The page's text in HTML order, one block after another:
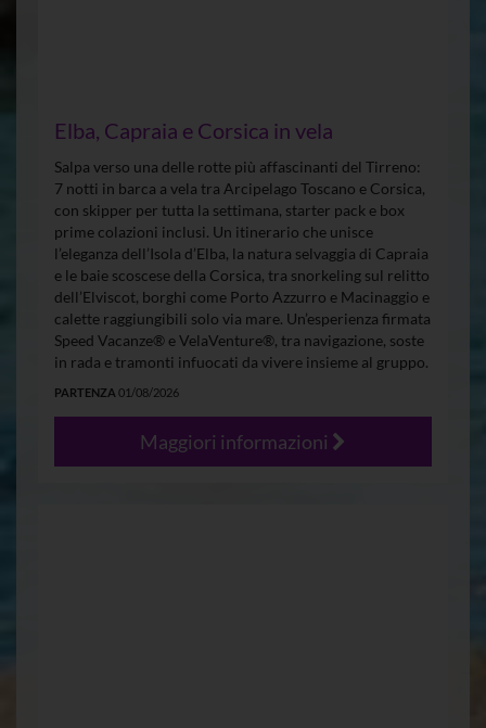
Elba, Capraia e Corsica in vela
Salpa verso una delle rotte più affascinanti del Tirreno:
7 notti in barca a vela tra Arcipelago Toscano e Corsica,
con skipper per tutta la settimana, starter pack e box
prime colazioni inclusi. Un itinerario che unisce
l’eleganza dell’Isola d’Elba, la natura selvaggia di Capraia
e le baie scoscese della Corsica, tra snorkeling sul relitto
dell’Elviscot, borghi come Porto Azzurro e Macinaggio e
calette raggiungibili solo via mare. Un’esperienza firmata
Speed Vacanze® e VelaVenture®, tra navigazione, soste
in rada e tramonti infuocati da vivere insieme al gruppo.
PARTENZA 01/08/2026
Maggiori informazioni